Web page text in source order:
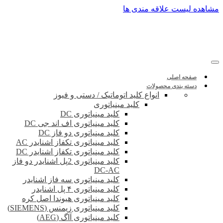
پرش
مشاهده لیست علاقه مندی ها
صفحه اصلی
دسته بندی محصولات
انواع کلید اتوماتیک / دستی و فیوز
کلید مینیاتوری
کلید مینیاتوری DC
کلید مینیاتوری اف اند جی DC
کلید مینیاتوری دو فاز DC
کلید مینیاتوری تکفاز اشنایدر AC
کلید مینیاتوری تکفاز اشنایدر DC
کلید مینیاتوری 2پل اشنایدر دو فاز
DC-AC
کلید مینیاتوری سه فاز اشنایدر
کلید مینیاتوری ۴ پل اشنایدر
کلید مینیاتوری هیوندا اصل کره
کلید مینیاتوری زیمنس (SIEMENS)
کلید مینیاتوری آاگ (AEG)